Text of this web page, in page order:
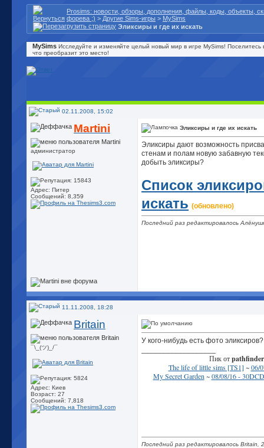
Prosims: новости, обзоры, дополнения, файлы, коды, объекты,
форева ;) > Другие Sims-игры > MySims
Эликсиры и где их искать
MySims Исследуйте и изменяйте целый новый мир в игре MySims!
что преобразит это место!
02.11.2008, 15:02
Martini
администратор
Адрес: Питер
Сообщений: 8,359
Эликсиры и где их искать
Эликсиры дают возможность
стенам и полам новую забавную
добыть эликсиры?
Список
искать (обновлено)
Последний раз редактировалось
11.11.2008, 18:28
Britain
¯\_(ツ)_/¯
Адрес: Киев
Возраст: 27
Сообщений: 7,818
У кого-нибудь есть фото
Пик отpathfinder
The life of little sims [TS1] ~06/
My Secret Garden ~08/08/16 -
Последний раз редактировалось Britain,